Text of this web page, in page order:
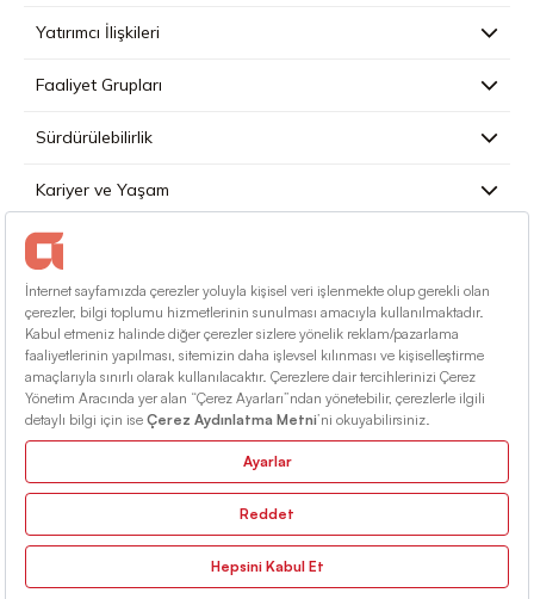
Yatırımcı İlişkileri
Faaliyet Grupları
Sürdürülebilirlik
Kariyer ve Yaşam
Basın
İletişim
Türkçe
Kullanım Koşulları
Bilgi Toplumu Hizmetleri
© 2026 Alarko Holding. Tüm Hakları Saklıdır